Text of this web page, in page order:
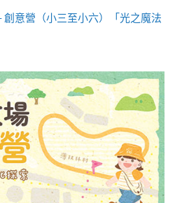
創意營（小三至小六）「光之魔法